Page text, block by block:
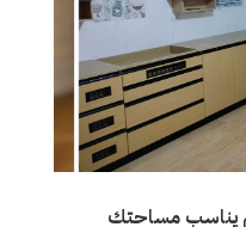
يناسب مساحتك